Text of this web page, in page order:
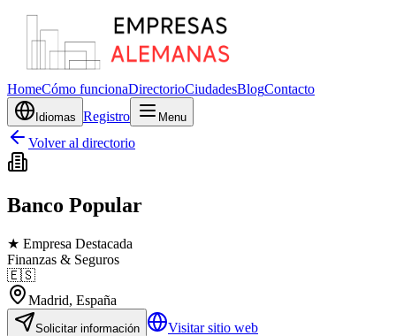
HomeCómo funcionaDirectorioCiudadesBlogContacto
Idiomas Registro Menu
Volver al directorio
Banco Popular
★ Empresa Destacada
Finanzas & Seguros
🇪🇸
Madrid, España
Solicitar información Visitar sitio web